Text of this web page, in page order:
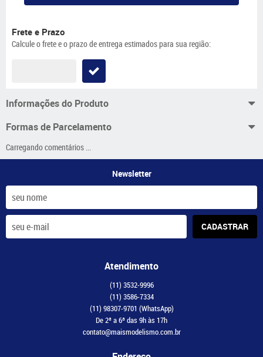
Frete e Prazo
Calcule o frete e o prazo de entrega estimados para sua região:
Informações do Produto
Formas de Parcelamento
Carregando comentários ...
Newsletter
CADASTRAR
Atendimento
(11) 3532-9996
(11) 3586-7334
(11) 98307-9701 (WhatsApp)
De 2ª a 6ª das 9h às 17h
contato@maismodelismo.com.br